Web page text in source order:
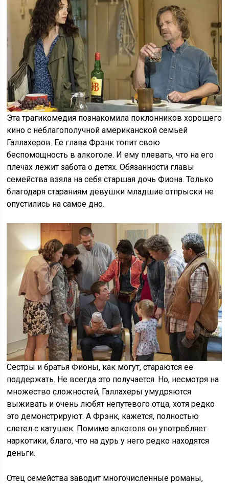
Эта трагикомедия познакомила поклонников хорошего
кино с неблагополучной американской семьей
Галлахеров. Ее глава Фрэнк топит свою
беспомощность в алкоголе. И ему плевать, что на его
плечах лежит забота о детях. Обязанности главы
семейства взяла на себя старшая дочь Фиона. Только
благодаря стараниям девушки младшие отпрыски не
опустились на самое дно.
Сестры и братья Фионы, как могут, стараются ее
поддержать. Не всегда это получается. Но, несмотря на
множество сложностей, Галлахеры умудряются
выживать и очень любят непутевого отца, хотя редко
это демонстрируют. А Фрэнк, кажется, полностью
слетел с катушек. Помимо алкоголя он употребляет
наркотики, благо, что на дурь у него редко находятся
деньги.
Отец семейства заводит многочисленные романы,